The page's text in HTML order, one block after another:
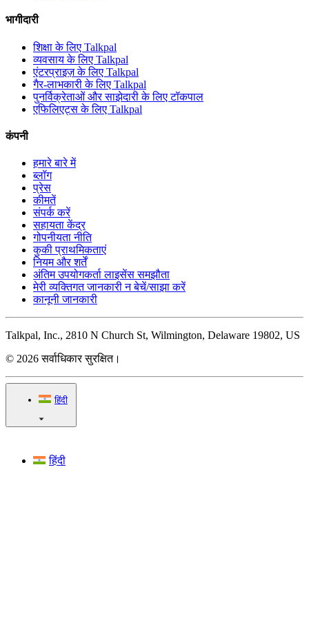
भागीदारी
शिक्षा के लिए Talkpal
व्यवसाय के लिए Talkpal
एंटरप्राइज़ के लिए Talkpal
गैर-लाभकारी के लिए Talkpal
पुनर्विक्रेताओं और साझेदारी के लिए टॉकपाल
एफिलिएट्स के लिए Talkpal
कंपनी
हमारे बारे में
ब्लॉग
प्रेस
कीमतें
संपर्क करें
सहायता केंद्र
गोपनीयता नीति
कुकी प्राथमिकताएं
नियम और शर्तें
अंतिम उपयोगकर्ता लाइसेंस समझौता
मेरी व्यक्तिगत जानकारी न बेचें/साझा करें
कानूनी जानकारी
Talkpal, Inc., 2810 N Church St, Wilmington, Delaware 19802, US
© 2026 सर्वाधिकार सुरक्षित।
हिंदी
हिंदी